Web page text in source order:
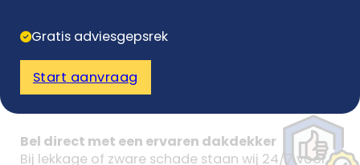
Gratis adviesgepsrek
Start aanvraag
Bel direct met een ervaren dakdekker
Bij lekkage of zware schade staan wij 24/7 voor